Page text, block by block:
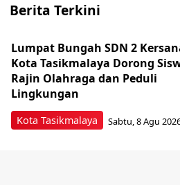
Berita Terkini
Kota Tasikmalaya
Lumpat Bungah SDN 2
Kota Tasikmalaya Dorong
Rajin Olahraga dan Peduli
Lingkungan
Sabtu, 8 Agu